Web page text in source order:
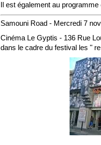
Il est également au
Samouni Road - Mercredi 7
Cinéma Le Gyptis - 136 Rue
dans le cadre du festival les "